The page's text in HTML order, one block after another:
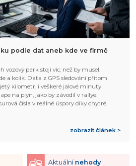
podle dat aneb kde ve firmě
vozový park stojí víc, než by musel.
a kolik. Data z GPS sledování přitom
kilometr, i veškeré jalové minuty
na plyn, jako by závodil v rallye.
čísla v reálné úspory díky chytré
zobrazit článek >
Aktuální nehody